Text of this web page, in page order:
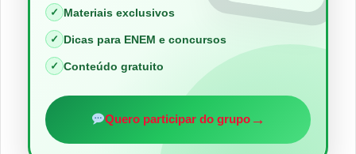
✓ Materiais exclusivos
✓ Dicas para ENEM e concursos
✓ Conteúdo gratuito
Quero participar do grupo→